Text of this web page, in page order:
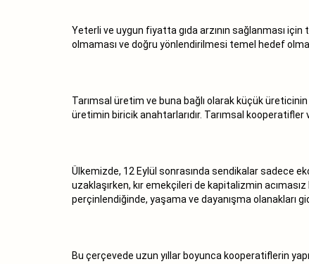
Yeterli ve uygun fiyatta gıda arzının sağlanması için
olmaması ve doğru yönlendirilmesi temel hedef
Tarımsal üretim ve buna bağlı olarak küçük
üretimin biricik anahtarlarıdır. Tarımsal kooperatifler
Ülkemizde, 12 Eylül sonrasında sendikalar sadece
uzaklaşırken, kır emekçileri de kapitalizmin
perçinlendiğinde, yaşama ve dayanışma olanakları
Bu çerçevede uzun yıllar boyunca kooperatiflerin